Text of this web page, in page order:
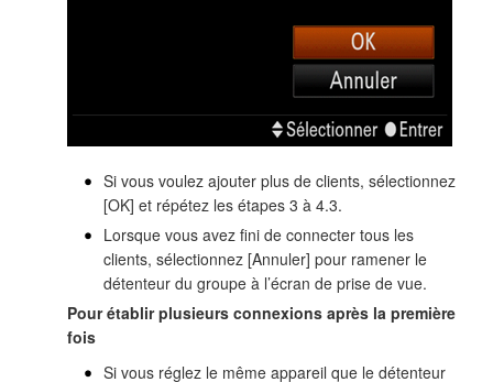
Si vous voulez ajouter plus de clients, sélectionnez
[OK] et répétez les étapes 3 à 4.3.
Lorsque vous avez fini de connecter tous les
clients, sélectionnez [Annuler] pour ramener le
détenteur du groupe à l’écran de prise de vue.
Pour établir plusieurs connexions après la première
fois
Si vous réglez le même appareil que le détenteur